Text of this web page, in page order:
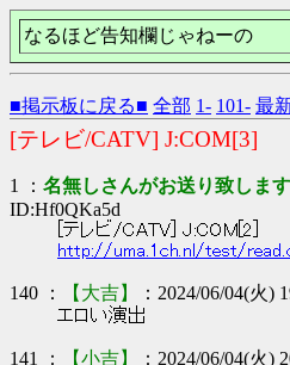
なるほど告知欄じゃねーの
■掲示板に戻る■ 全部 1- 101- 最
[テレビ/CATV] J:COM[3]
1 ： 名無しさんがお送り致します
ID:Hf0QKa5d
[テレビ/CATV] J:COM[2]
http://uma.1ch.nl/test/
140 ： 【大吉】 ：2024/06/04(火)
エロい演出
141 ： 【小吉】 ：2024/06/04(火)